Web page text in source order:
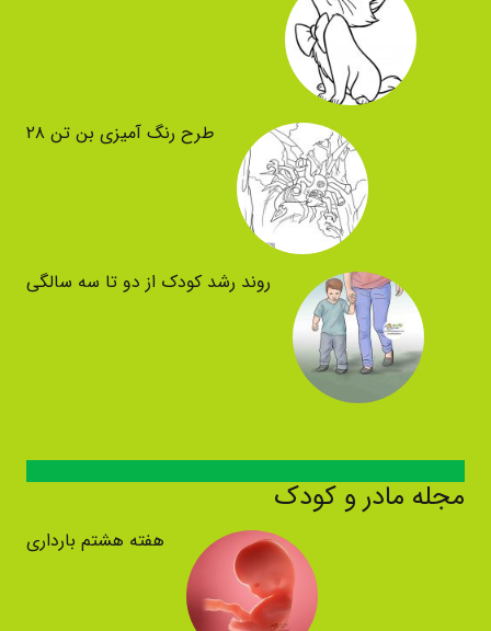
طرح رنگ آمیزی بن تن ۲۸
روند رشد کودک از دو تا سه سالگی
مجله مادر و کودک
هفته هشتم بارداری